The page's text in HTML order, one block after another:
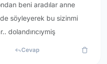
beni aradılar anne
söyleyerek bu sizinmi
dolandırıcıymiş
Cevap